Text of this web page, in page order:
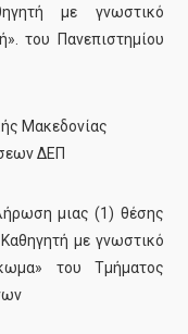
με γνωστικό
του Πανεπιστημίου
Μακεδονίας
ΔΕΠ
μιας (1) θέσης
με γνωστικό
του Τμήματος